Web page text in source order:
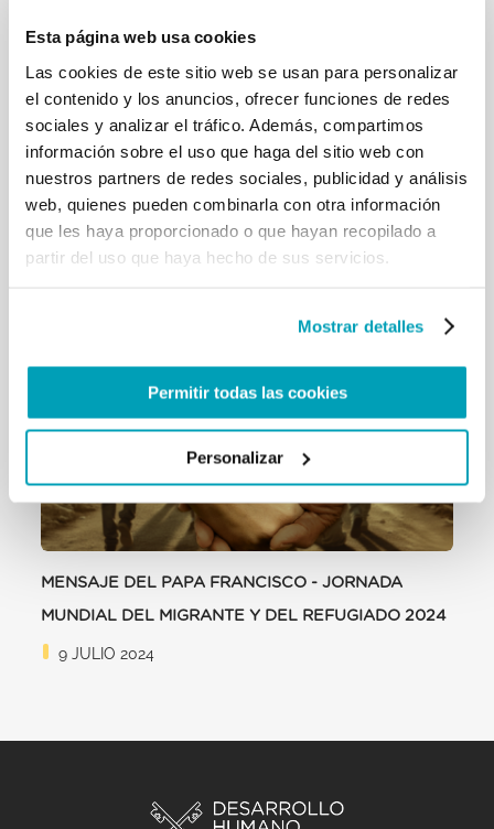
Esta página web usa cookies
Las cookies de este sitio web se usan para personalizar
el contenido y los anuncios, ofrecer funciones de redes
sociales y analizar el tráfico. Además, compartimos
información sobre el uso que haga del sitio web con
nuestros partners de redes sociales, publicidad y análisis
web, quienes pueden combinarla con otra información
que les haya proporcionado o que hayan recopilado a
partir del uso que haya hecho de sus servicios.
Mostrar detalles
Permitir todas las cookies
Personalizar
se puede limitar a gestionar la grave crisis
migratoria de estos años como si fuera sólo un
problema numérico, económico o de seguridad. La
cuestión migratoria plantea una pregunta más
profunda, que es sobre todo cultural.”.
Lea la dirección completa del Santo Padre aquí
MENSAJE DEL PAPA FRANCISCO - JORNADA
MUNDIAL DEL MIGRANTE Y DEL REFUGIADO 2024
9 JULIO 2024